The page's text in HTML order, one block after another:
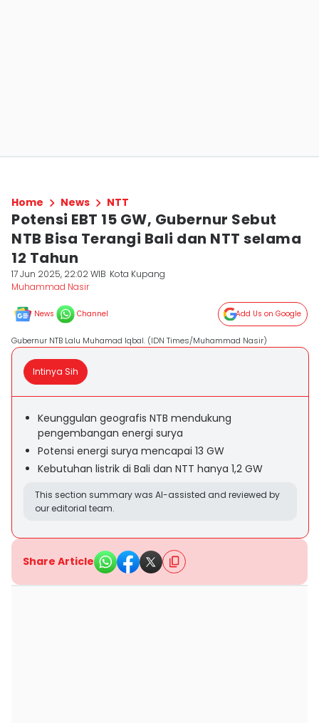
Home News NTT
Potensi EBT 15 GW, Gubernur Sebut
NTB Bisa Terangi Bali dan NTT selama
12 Tahun
17 Jun 2025, 22:02 WIB Kota Kupang
Muhammad Nasir
News Channel Add Us on Google
Gubernur NTB Lalu Muhamad Iqbal. (IDN Times/Muhammad Nasir)
Intinya Sih
Keunggulan geografis NTB mendukung
pengembangan energi surya
Potensi energi surya mencapai 13 GW
Kebutuhan listrik di Bali dan NTT hanya 1,2 GW
This section summary was AI-assisted and reviewed by
our editorial team.
Share Article